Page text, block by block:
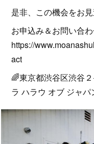
是非、この機会をお見
お申込み＆お問い合
https://
act
🌈東京都渋谷区渋谷
ラ ハラウ オブ ジャパ